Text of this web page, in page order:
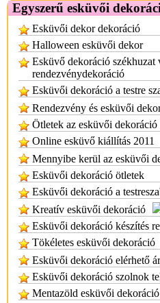
Egyszerű esküvői
Esküvői dekor dekoráció
Halloween esküvői dekor
Esküvő dekoráció székhuzat
rendezvénydekoráció
Esküvői dekoráció a testre
Rendezvény és esküvői
Ötletek az esküvői dekoráció
Online esküvő kiállítás 2011
Mennyibe kerül az esküvői
Esküvői dekoráció ötletek
Esküvői dekoráció a
Kreatív esküvői dekoráció
Esküvői dekoráció készítés
Tökéletes esküvői dekoráció
Esküvői dekoráció elérhető
Esküvői dekoráció szolnok
Mentazöld esküvői dekoráció